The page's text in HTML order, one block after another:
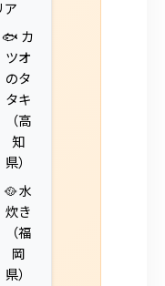
ア
🐟 カ
ツオ
のタ
タキ
（高
知
県）
🥘 水
炊き
（福
岡
県）